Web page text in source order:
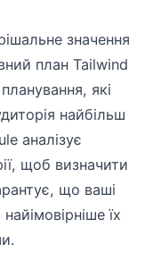
значення
план Tailwind
які
найбільш
аналізує
щоб визначити
що ваші
їх